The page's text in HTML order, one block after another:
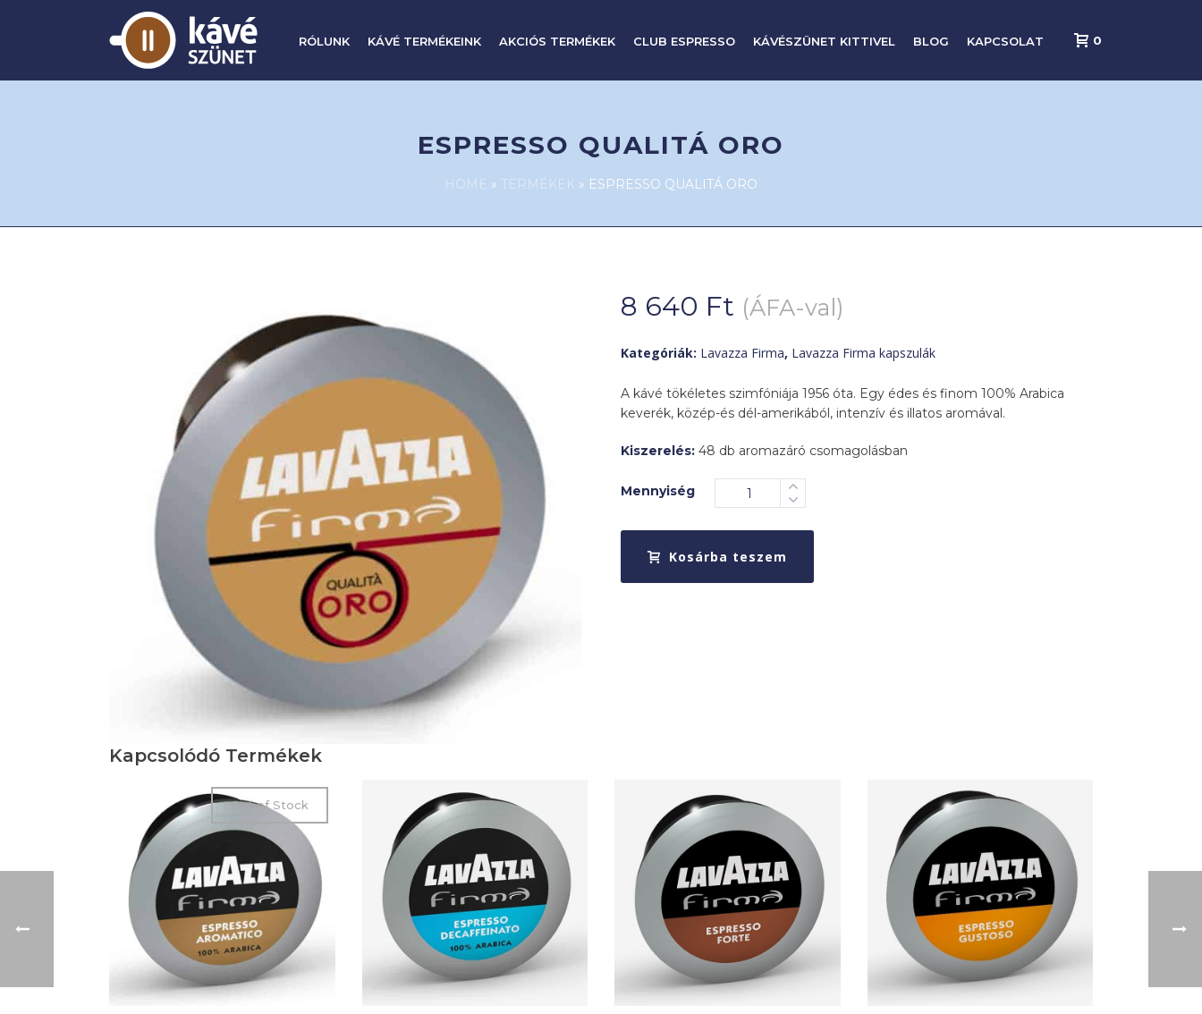
RÓLUNK KÁVÉ TERMÉKEINK AKCIÓS TERMÉKEK CLUB ESPRESSO KÁVÉSZÜNET KITTIVEL BLOG KAPCSOLAT 0
ESPRESSO QUALITÁ ORO
HOME » TERMÉKEK » ESPRESSO QUALITÁ ORO
8 640 Ft (ÁFA-val)
Kategóriák: Lavazza Firma, Lavazza Firma kapszulák
A kávé tökéletes szimfóniája 1956 óta. Egy édes és finom 100% Arabica
keverék, közép-és dél-amerikából, intenzív és illatos aromával.
Kiszerelés: 48 db aromazáró csomagolásban
Mennyiség
Kosárba teszem
Kapcsolódó Termékek
Out of Stock